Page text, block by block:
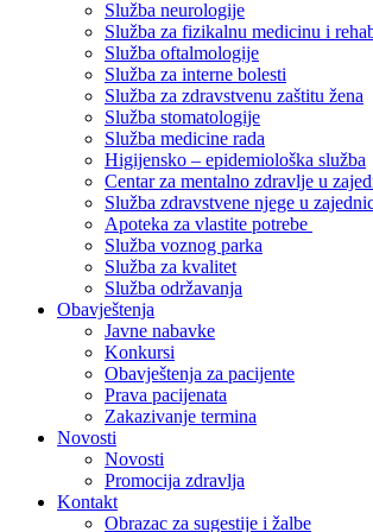
Služba neurologije
Služba za fizikalnu medicinu i
Služba oftalmologije
Služba za interne bolesti
Služba za zdravstvenu zaštitu žena
Služba stomatologije
Služba medicine rada
Higijensko – epidemiološka služba
Centar za mentalno zdravlje u
Služba zdravstvene njege u
Apoteka za vlastite potrebe
Služba voznog parka
Služba za kvalitet
Služba održavanja
Obavještenja
Javne nabavke
Konkursi
Obavještenja za pacijente
Prava pacijenata
Zakazivanje termina
Novosti
Novosti
Promocija zdravlja
Kontakt
Obrazac za sugestije i žalbe